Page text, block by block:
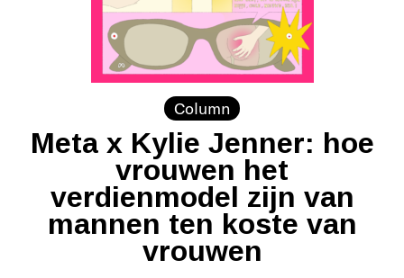
Column
Meta x Kylie Jenner: hoe
vrouwen het
verdienmodel zijn van
mannen ten koste van
vrouwen